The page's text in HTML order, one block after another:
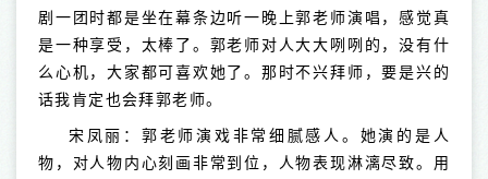
剧一团时都是坐在幕条边听一晚上郭老师演唱，感觉真
是一种享受，太棒了。郭老师对人大大咧咧的，没有什
么心机，大家都可喜欢她了。那时不兴拜师，要是兴的
话我肯定也会拜郭老师。
宋凤丽：郭老师演戏非常细腻感人。她演的是人
物，对人物内心刻画非常到位，人物表现淋漓尽致。用